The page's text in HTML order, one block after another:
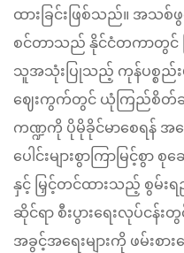
ထားခြင်းဖြစ်သည်။ အသ
စင်တာသည် နိုင်ငံတကာတွင်
သူအသုံးပြုသည့် ကုန်ပစ္စည်းမျ
ဈေးကွက်တွင် ယုံကြည်စိတ်ခ
ကဏ္ဍကို ပိုမိုခိုင်မာစေရန် အ
ပေါင်းများစွာကြာမြင့်စွ
နှင့် မြှင့်တင်ထားသည့် စွမ်းရ
ဆိုင်ရာ စီးပွားရေးလုပ်ငန်
အခွင့်အရေးများကို ဖမ်းစာ